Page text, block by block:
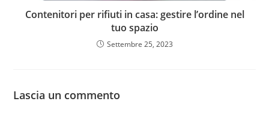
Contenitori per rifiuti in casa: gestire l’ordine nel
tuo spazio
Settembre 25, 2023
Lascia un commento